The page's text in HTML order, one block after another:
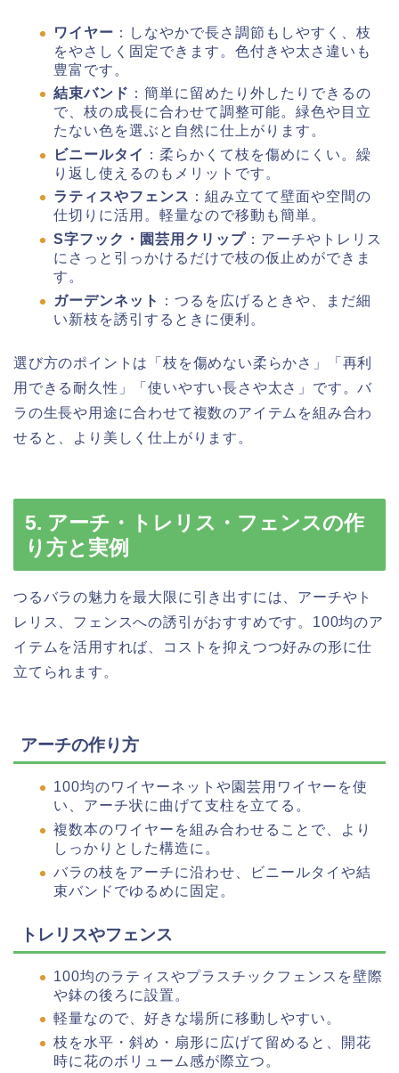
ワイヤー ：しなやかで長さ調節もしやすく、枝
をやさしく固定できます。色付きや太さ違いも
豊富です。
結束バンド ：簡単に留めたり外したりできるの
で、枝の成長に合わせて調整可能。緑色や目立
たない色を選ぶと自然に仕上がります。
ビニールタイ ：柔らかくて枝を傷めにくい。繰
り返し使えるのもメリットです。
ラティスやフェンス ：組み立てて壁面や空間の
仕切りに活用。軽量なので移動も簡単。
S字フック・園芸用クリップ ：アーチやトレリス
にさっと引っかけるだけで枝の仮止めができま
す。
ガーデンネット
：つるを広げるときや、まだ細
い新枝を誘引するときに便利。
選び方のポイントは「枝を傷めない柔らかさ」「再利
用できる耐久性」「使いやすい長さや太さ」です。バ
ラの生長や用途に合わせて複数のアイテムを組み合わ
せると、より美しく仕上がります。
5. アーチ・トレリス・フェンスの作
り方と実例
つるバラの魅力を最大限に引き出すには、アーチやト
レリス、フェンスへの誘引がおすすめです。100均のア
イテムを活用すれば、コストを抑えつつ好みの形に仕
立てられます。
アーチの作り方
100均のワイヤーネットや園芸用ワイヤーを使
い、アーチ状に曲げて支柱を立てる。
複数本のワイヤーを組み合わせることで、より
しっかりとした構造に。
バラの枝をアーチに沿わせ、ビニールタイや結
束バンドでゆるめに固定。
トレリスやフェンス
100均のラティスやプラスチックフェンスを壁際
や鉢の後ろに設置。
軽量なので、好きな場所に移動しやすい。
枝を水平・斜め・扇形に広げて留めると、開花
時に花のボリューム感が際立つ。